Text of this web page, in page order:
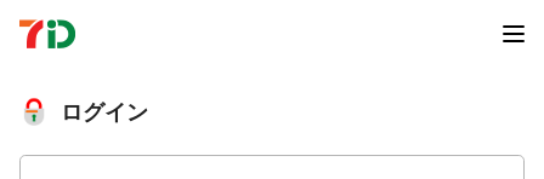
ログイン